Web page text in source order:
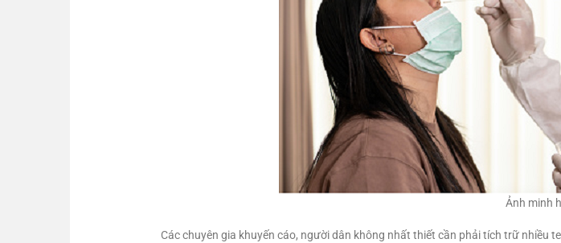
Ảnh minh
Các chuyên gia khuyến cáo, người dân không nhất thiết cần phải tích trữ nhiều